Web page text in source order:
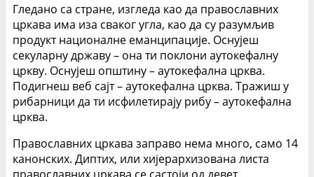
Гледано са стране, изгледа као да православних
цркава има иза сваког угла, као да су разумљив
продукт националне еманципације. Оснујеш
секуларну државу – она ти поклони аутокефалну
цркву. Оснујеш општину – аутокефална црква.
Подигнеш веб сајт – аутокефална црква. Тражиш у
рибарници да ти исфилетирају рибу – аутокефална
црква.
Православних цркава заправо нема много, само 14
канонских. Диптих, или хијерархизована листа